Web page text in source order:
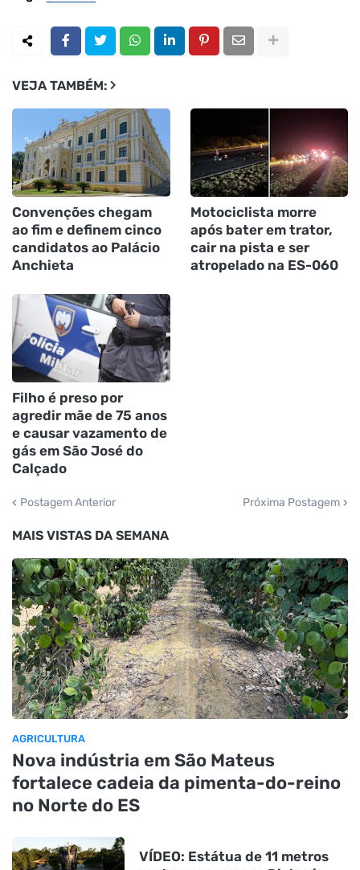
VEJA TAMBÉM:
Convenções chegam
ao fim e definem cinco
candidatos ao Palácio
Anchieta
Motociclista morre
após bater em trator,
cair na pista e ser
atropelado na ES-060
Filho é preso por
agredir mãe de 75 anos
e causar vazamento de
gás em São José do
Calçado
Postagem Anterior Próxima Postagem
MAIS VISTAS DA SEMANA
AGRICULTURA
Nova indústria em São Mateus
fortalece cadeia da pimenta-do-reino
no Norte do ES
VÍDEO: Estátua de 11 metros